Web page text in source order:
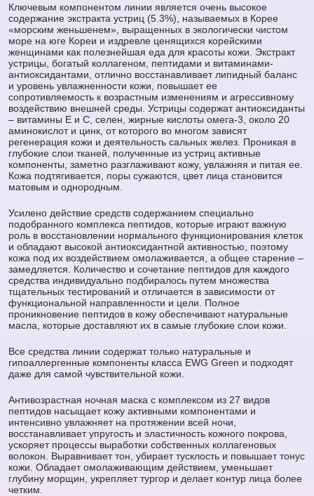
Ключевым компонентом линии является очень высокое
содержание экстракта устриц (5.3%), называемых в Корее
«морским женьшенем», выращенных в экологически чистом
море на юге Кореи и издревле ценящихся корейскими
женщинами как полезнейшая еда для красоты кожи. Экстракт
устрицы, богатый коллагеном, пептидами и витаминами-
антиоксидантами, отлично восстанавливает липидный баланс
и уровень увлажненности кожи, повышает ее
сопротивляемость к возрастным изменениям и агрессивному
воздействию внешней среды. Устрицы содержат антиоксиданты
– витамины Е и С, селен, жирные кислоты омега-3, около 20
аминокислот и цинк, от которого во многом зависят
регенерация кожи и деятельность сальных желез. Проникая в
глубокие слои тканей, полученные из устриц активные
компоненты, заметно разглаживают кожу, увлажняя и питая ее.
Кожа подтягивается, поры сужаются, цвет лица становится
матовым и однородным.
Усилено действие средств содержанием специально
подобранного комплекса пептидов, которые играют важную
роль в восстановлении нормального функционирования клеток
и обладают высокой антиоксидантной активностью, поэтому
кожа под их воздействием омолаживается, а общее старение –
замедляется. Количество и сочетание пептидов для каждого
средства индивидуально подбиралось путем множества
тщательных тестирований и отличается в зависимости от
функциональной направленности и цели. Полное
проникновение пептидов в кожу обеспечивают натуральные
масла, которые доставляют их в самые глубокие слои кожи.
Все средства линии содержат только натуральные и
гипоаллергенные компоненты класса EWG Green и подходят
даже для самой чувствительной кожи.
Антивозрастная ночная маска с комплексом из 27 видов
пептидов насыщает кожу активными компонентами и
интенсивно увлажняет на протяжении всей ночи,
восстанавливает упругость и эластичность кожного покрова,
ускоряет процессы выработки собственных коллагеновых
волокон. Выравнивает тон, убирает тусклость и повышает тонус
кожи. Обладает омолаживающим действием, уменьшает
глубину морщин, укрепляет тургор и делает контур лица более
четким.